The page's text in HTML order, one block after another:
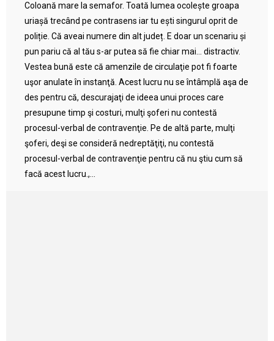
Coloană mare la semafor. Toată lumea ocolește groapa
uriașă trecând pe contrasens iar tu ești singurul oprit de
poliție. Că aveai numere din alt județ. E doar un scenariu și
pun pariu că al tău s-ar putea să fie chiar mai… distractiv.
Vestea bună este că amenzile de circulaţie pot fi foarte
uşor anulate în instanţă. Acest lucru nu se întâmplă aşa de
des pentru că, descurajaţi de ideea unui proces care
presupune timp şi costuri, mulţi şoferi nu contestă
procesul-verbal de contravenţie. Pe de altă parte, mulţi
şoferi, deşi se consideră nedreptăţiţi, nu contestă
procesul-verbal de contravenţie pentru că nu ştiu cum să
facă acest lucru.,...